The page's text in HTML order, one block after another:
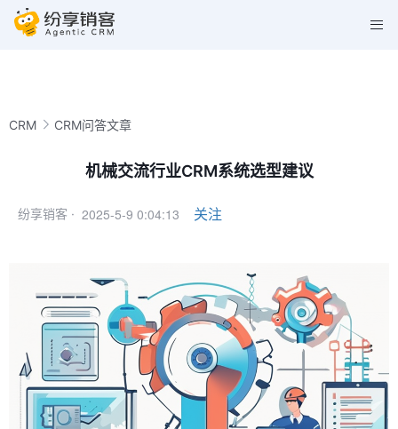
CRM CRM问答文章
机械交流行业CRM系统选型建议
纷享销客 · 2025-5-9 0:04:13 关注